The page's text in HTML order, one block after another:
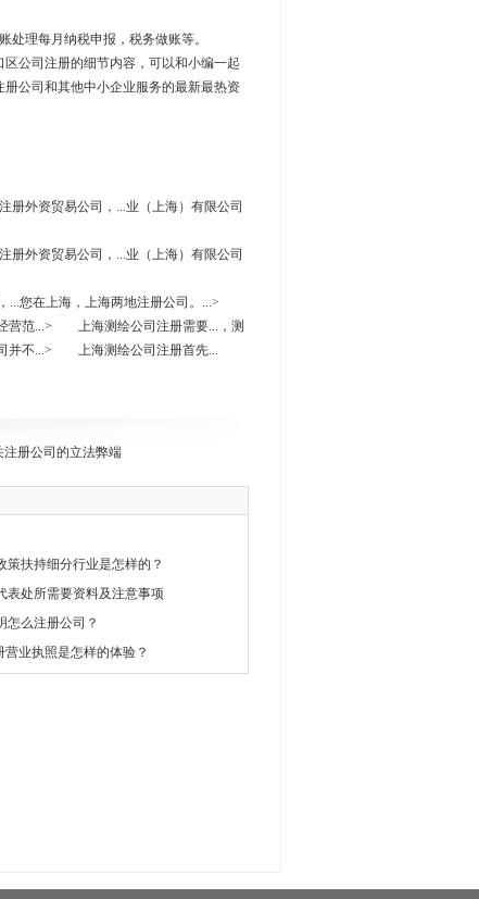
理每月纳税申报，税务做账等。
公司注册的细节内容，可以和小编一起
公司和其他中小企业服务的最新最热资
外资贸易公司，...业（上海）有限公司
外资贸易公司，...业（上海）有限公司
...您在上海，上海两地注册公司。...>
经营范...> 上海测绘公司注册需要...，测
司并不...> 上海测绘公司注册首先...
注册公司的立法弊端
策扶持细分行业是怎样的？
表处所需要资料及注意事项
怎么注册公司？
营业执照是怎样的体验？